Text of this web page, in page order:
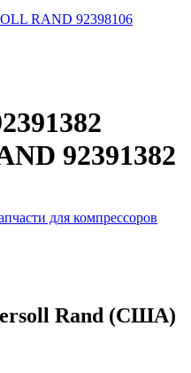
RAND 92398106
92391382
для компрессоров
Rand (США)